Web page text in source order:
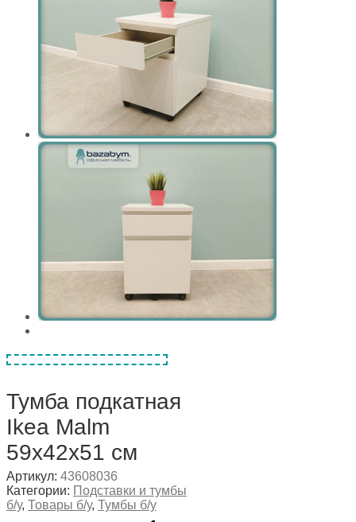
Тумба подкатная
Ikea Malm
59х42х51 см
Артикул: 43608036
Категории: Подставки и тумбы
б/у, Товары б/у, Тумбы б/у